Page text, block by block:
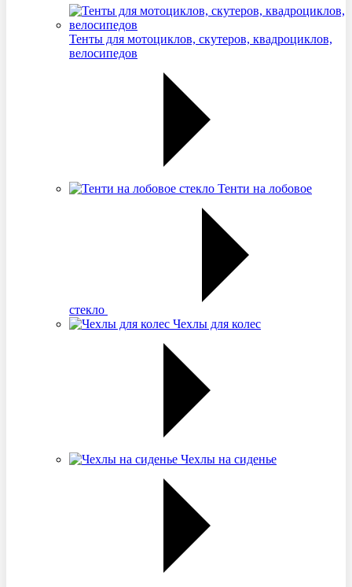
Тенты для мотоциклов, скутеров, квадроциклов,
велосипедов
Тенти на лобовое
стекло
Чехлы для колес
Чехлы на сиденье